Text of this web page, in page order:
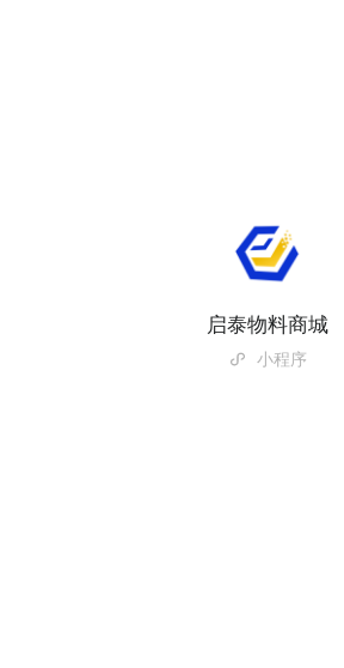
启泰物料商城
小程序